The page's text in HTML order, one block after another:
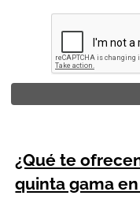
¿Qué te
quinta gama en